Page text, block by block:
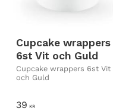
Cupcake wrappers
6st Vit och Guld
Cupcake wrappers 6st Vit
och Guld
39 KR